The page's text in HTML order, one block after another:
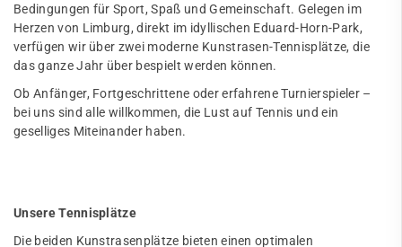
Bedingungen für Sport, Spaß und Gemeinschaft. Gelegen im
Herzen von Limburg, direkt im idyllischen Eduard-Horn-Park,
verfügen wir über zwei moderne Kunstrasen-Tennisplätze, die
das ganze Jahr über bespielt werden können.
Ob Anfänger, Fortgeschrittene oder erfahrene Turnierspieler –
bei uns sind alle willkommen, die Lust auf Tennis und ein
geselliges Miteinander haben.
Unsere Tennisplätze
Die beiden Kunstrasenplätze bieten einen optimalen